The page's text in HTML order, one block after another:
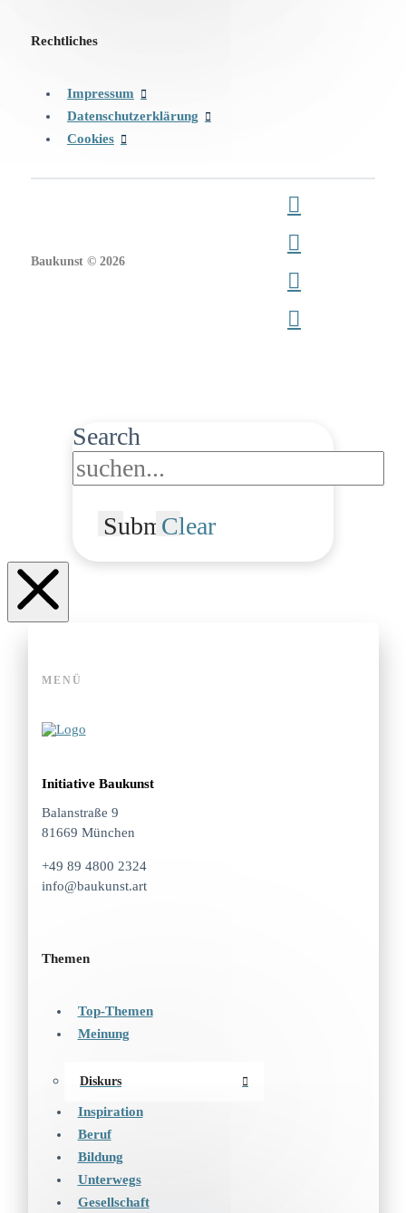
Rechtliches
Impressum
Datenschutzerklärung
Cookies
Baukunst © 2026
Search
SubmitClear
MENÜ
Initiative Baukunst
Balanstraße 9
81669 München
+49 89 4800 2324
info@baukunst.art
Themen
Top-Themen
Meinung
Diskurs
Inspiration
Beruf
Bildung
Unterwegs
Gesellschaft